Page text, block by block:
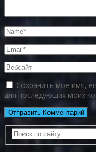
Сохранить моё имя,
для последующих моих